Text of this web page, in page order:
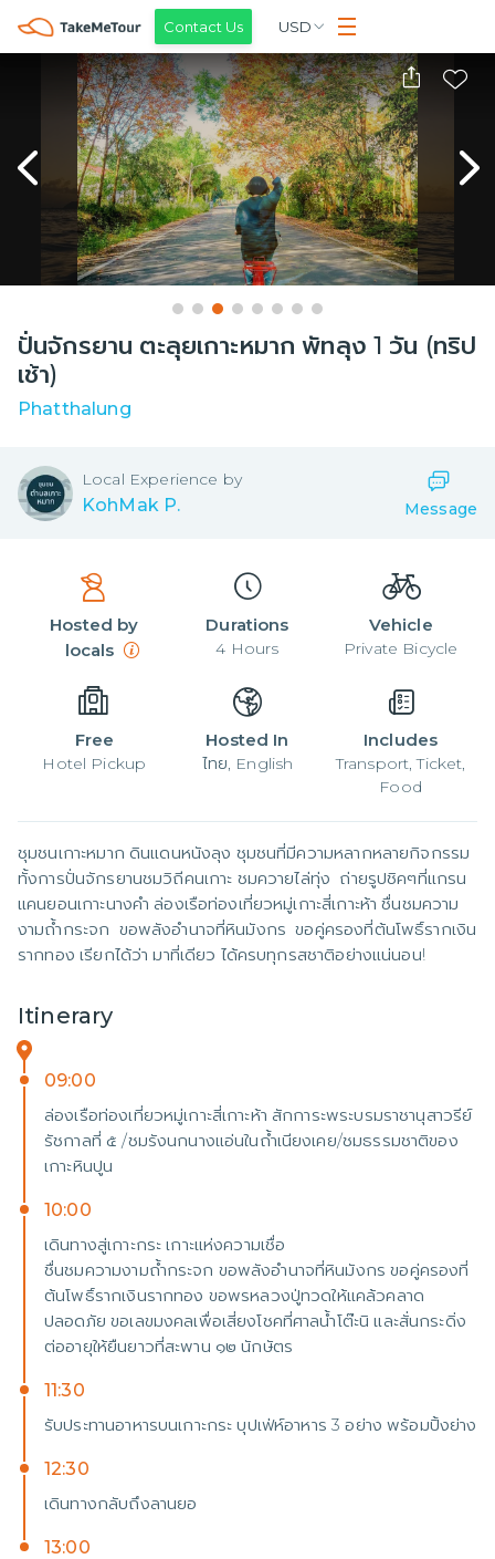
Contact Us USD
ปั่นจักรยาน ตะลุยเกาะหมาก พัทลุง 1 วัน (ทริป
เช้า)
Phatthalung
Local Experience by
KohMak P. Message
Hosted by
locals
Durations
4 Hours
Vehicle
Private Bicycle
Free
Hotel Pickup
Hosted In
ไทย, English
Includes
Transport, Ticket,
Food
ชุมชนเกาะหมาก ดินแดนหนังลุง ชุมชนที่มีความหลากหลายกิจกรรม
ทั้งการปั่นจักรยานชมวิถีคนเกาะ ชมควายไล่ทุ่ง  ถ่ายรูปชิคๆที่แกรน
แคนยอนเกาะนางคำ ล่องเรือท่องเที่ยวหมู่เกาะสี่เกาะห้า ชื่นชมความ
งามถ้ำกระจก  ขอพลังอำนาจที่หินมังกร  ขอคู่ครองที่ต้นโพธิ์รากเงิน
รากทอง เรียกได้ว่า มาที่เดียว ได้ครบทุกรสชาติอย่างแน่นอน!
Itinerary
09:00
ล่องเรือท่องเที่ยวหมู่เกาะสี่เกาะห้า สักการะพระบรมราชานุสาวรีย์
รัชกาลที่ ๕ /ชมรังนกนางแอ่นในถ้ำเนียงเคย/ชมธรรมชาติของ
เกาะหินปูน
10:00
เดินทางสู่เกาะกระ เกาะแห่งความเชื่อ
ชื่นชมความงามถ้ำกระจก ขอพลังอำนาจที่หินมังกร ขอคู่ครองที่
ต้นโพธิ์รากเงินรากทอง ขอพรหลวงปู่ทวดให้แคล้วคลาด
ปลอดภัย ขอเลขมงคลเพื่อเสี่ยงโชคที่ศาลน้ำโต๊ะนิ และสั่นกระดิ่ง
ต่ออายุให้ยืนยาวที่สะพาน ๑๒ นักษัตร
11:30
รับประทานอาหารบนเกาะกระ บุปเฟ่ห์อาหาร 3 อย่าง พร้อมปิ้งย่าง
12:30
เดินทางกลับถึงลานยอ
13:00